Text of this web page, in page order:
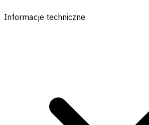
Informacje techniczne